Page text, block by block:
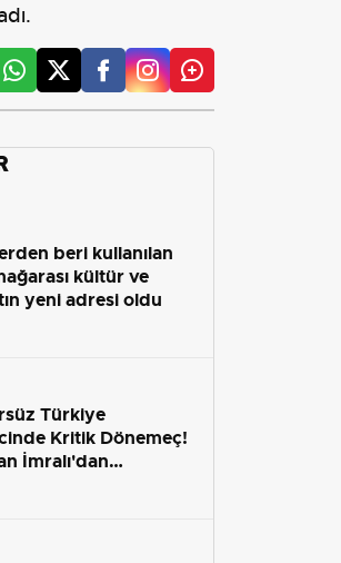
beri kullanılan
kültür ve
yeni adresi oldu
Türkiye
Kritik Dönemeç!
İmralı'dan